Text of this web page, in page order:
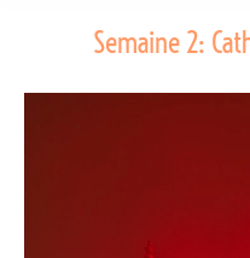
Semaine 2: